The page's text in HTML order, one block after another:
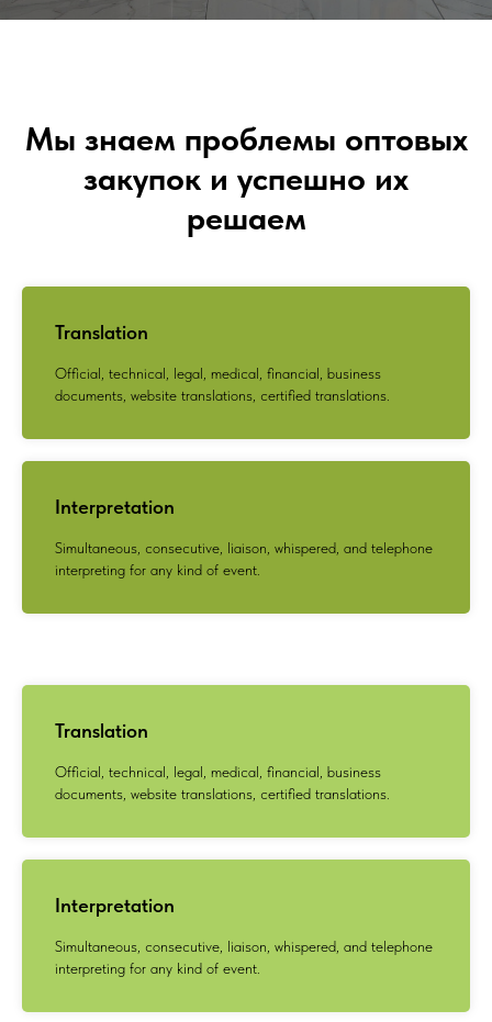
Мы знаем проблемы оптовых
закупок и успешно их
решаем
Translation
Official, technical, legal, medical, financial, business
documents, website translations, certified translations.
Interpretation
Simultaneous, consecutive, liaison, whispered, and telephone
interpreting for any kind of event.
Translation
Official, technical, legal, medical, financial, business
documents, website translations, certified translations.
Interpretation
Simultaneous, consecutive, liaison, whispered, and telephone
interpreting for any kind of event.